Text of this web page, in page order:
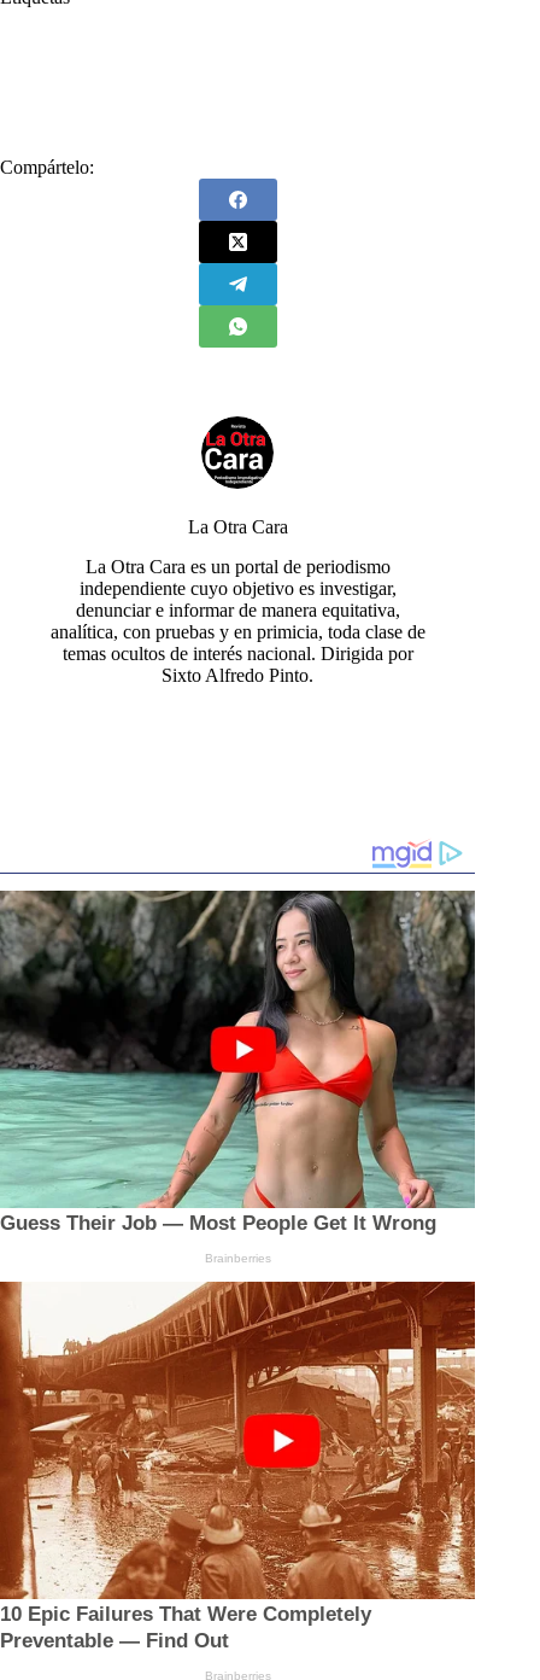
Compártelo:
La Otra Cara
La Otra Cara es un portal de periodismo
independiente cuyo objetivo es investigar,
denunciar e informar de manera equitativa,
analítica, con pruebas y en primicia, toda clase de
temas ocultos de interés nacional. Dirigida por
Sixto Alfredo Pinto.